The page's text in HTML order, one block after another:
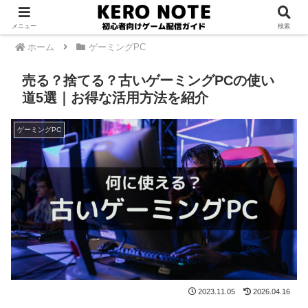
PR
ホーム ゲーミングPC
売る？捨てる？古いゲーミングPCの使い
道5選｜お得な活用方法を紹介
ゲーミングPC
2023.11.05 2026.04.16
メニュー 検索